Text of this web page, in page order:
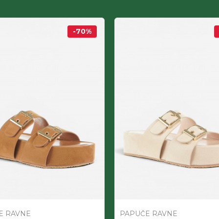
-70%
RAVNE PAPUČE RAVNE